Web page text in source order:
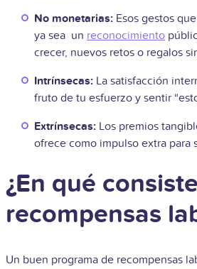
No monetarias: Esos gestos
ya sea un reconocimiento
crecer, nuevos retos o regalos
Intrínsecas: La satisfacción
fruto de tu esfuerzo y sentir
Extrínsecas: Los premios
ofrece como impulso extra para
¿En qué
recompensas
Un buen programa de recompensas